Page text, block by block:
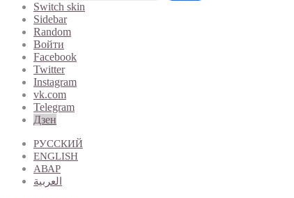
Switch skin
Sidebar
Random
Войти
Facebook
Twitter
Instagram
vk.com
Telegram
Дзен
РУССКИЙ
ENGLISH
АВАР
العربية